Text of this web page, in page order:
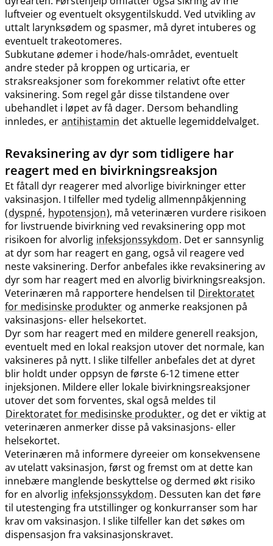
luftveier og eventuelt oksygentilskudd. Ved utvikling av
uttalt larynksødem og spasmer, må dyret intuberes og
eventuelt trakeotomeres.
Subkutane ødemer i hode​/​hals-området, eventuelt
andre steder på kroppen og urticaria, er
straksreaksjoner som forekommer relativt ofte etter
vaksinering. Som regel går disse tilstandene over
ubehandlet i løpet av få dager. Dersom behandling
innledes, er antihistamin det aktuelle legemiddelvalget.
Revaksinering av dyr som tidligere har
reagert med en bivirkningsreaksjon
Et fåtall dyr reagerer med alvorlige bivirkninger etter
vaksinasjon. I tilfeller med tydelig allmennpåkjenning
(dyspné, hypotensjon), må veterinæren vurdere risikoen
for livstruende bivirkning ved revaksinering opp mot
risikoen for alvorlig infeksjonssykdom. Det er sannsynlig
at dyr som har reagert en gang, også vil reagere ved
neste vaksinering. Derfor anbefales ikke revaksinering av
dyr som har reagert med en alvorlig bivirkningsreaksjon.
Veterinæren må rapportere hendelsen til Direktoratet
for medisinske produkter og anmerke reaksjonen på
vaksinasjons- eller helsekortet.
Dyr som har reagert med en mildere generell reaksjon,
eventuelt med en lokal reaksjon utover det normale, kan
vaksineres på nytt. I slike tilfeller anbefales det at dyret
blir holdt under oppsyn de første 6-12 timene etter
injeksjonen. Mildere eller lokale bivirkningsreaksjoner
utover det som forventes, skal også meldes til
Direktoratet for medisinske produkter, og det er viktig at
veterinæren anmerker disse på vaksinasjons- eller
helsekortet.
Veterinæren må informere dyreeier om konsekvensene
av utelatt vaksinasjon, først og fremst om at dette kan
innebære manglende beskyttelse og dermed økt risiko
for en alvorlig infeksjonssykdom. Dessuten kan det føre
til utestenging fra utstillinger og konkurranser som har
krav om vaksinasjon. I slike tilfeller kan det søkes om
dispensasjon fra vaksinasjonskravet.